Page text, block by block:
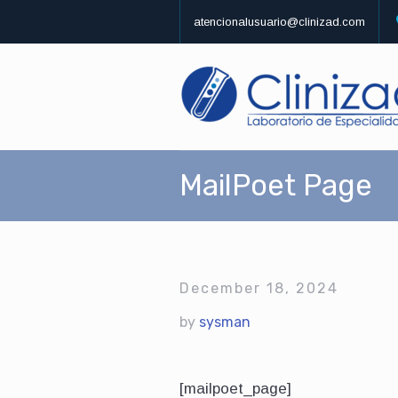
atencionalusuario@clinizad.com
MailPoet Page
December 18, 2024
by sysman
[mailpoet_page]